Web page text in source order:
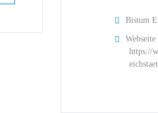
Bistum
Webseite
https://